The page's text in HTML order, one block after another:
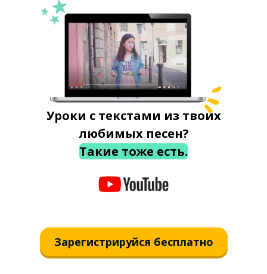
Уроки с текстами из твоих
любимых песен?
Такие тоже есть.
Зарегистрируйся бесплатно